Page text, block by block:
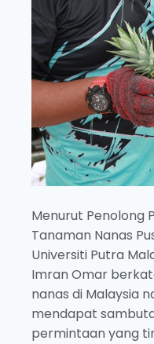
Menurut Penolong
Tanaman Nanas
Universiti Putra
Imran Omar
nanas di Malaysia
mendapat
permintaan yang